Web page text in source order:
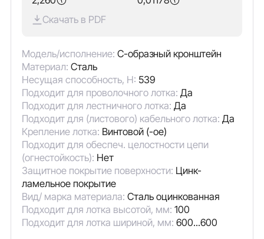
Скачать в PDF
Модель/исполнение: С-образный кронштейн
Материал: Сталь
Несущая способность, Н: 539
Подходит для проволочного лотка: Да
Подходит для лестничного лотка: Да
Подходит для (листового) кабельного лотка: Да
Крепление лотка: Винтовой (-ое)
Подходит для обеспеч. целостности цепи
(огнестойкость): Нет
Защитное покрытие поверхности: Цинк-
ламельное покрытие
Вид/ марка материала: Сталь оцинкованная
Подходит для лотка высотой, мм: 100
Подходит для лотка шириной, мм: 600...600